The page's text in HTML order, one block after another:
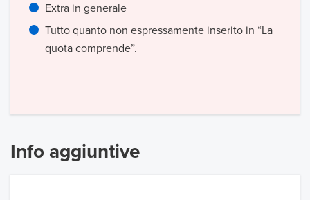
Extra in generale
Tutto quanto non espressamente inserito in “La
quota comprende”.
Info aggiuntive